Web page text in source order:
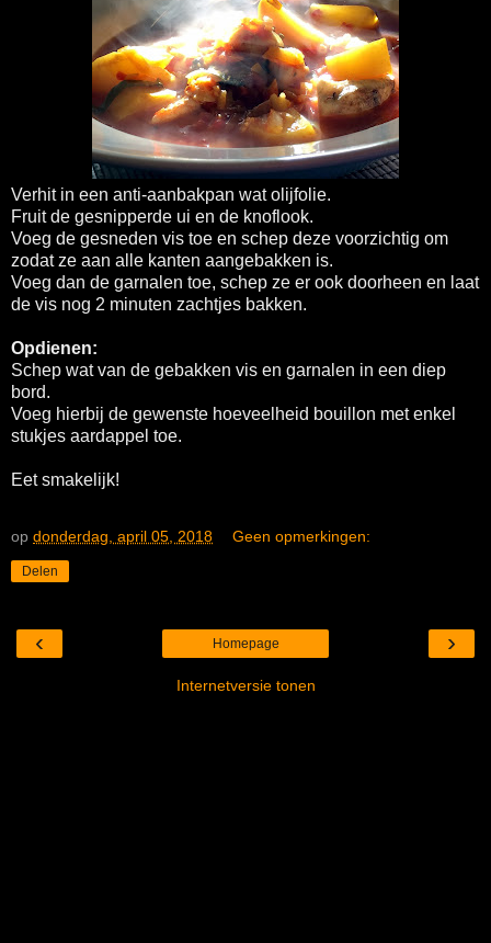
Verhit in een anti-aanbakpan wat olijfolie.
Fruit de gesnipperde ui en de knoflook.
Voeg de gesneden vis toe en schep deze voorzichtig om
zodat ze aan alle kanten aangebakken is.
Voeg dan de garnalen toe, schep ze er ook doorheen en laat
de vis nog 2 minuten zachtjes bakken.
Opdienen:
Schep wat van de gebakken vis en garnalen in een diep
bord.
Voeg hierbij de gewenste hoeveelheid bouillon met enkel
stukjes aardappel toe.
Eet smakelijk!
op donderdag, april 05, 2018 Geen opmerkingen:
Delen
‹ ›
Homepage
Internetversie tonen